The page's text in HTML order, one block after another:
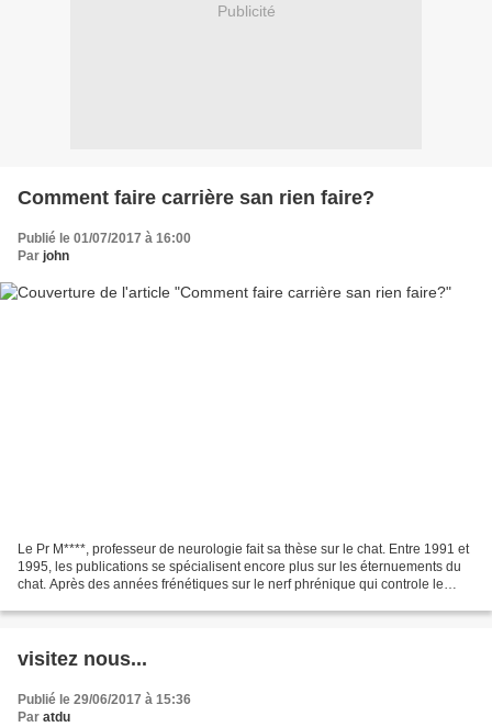
Publicité
Comment faire carrière san rien faire?
Publié le 01/07/2017 à 16:00
Par john
Le Pr M****, professeur de neurologie fait sa thèse sur le chat. Entre 1991 et
1995, les publications se spécialisent encore plus sur les éternuements du
chat. Après des années frénétiques sur le nerf phrénique qui controle le
visitez nous...
Publié le 29/06/2017 à 15:36
Par atdu